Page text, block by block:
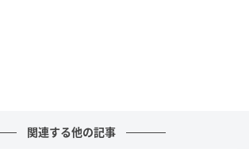
関連する他の記事